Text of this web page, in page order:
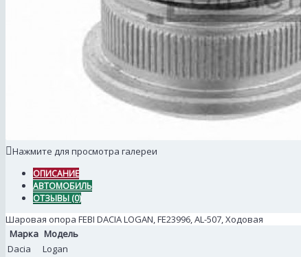
Нажмите для просмотра галереи
ОПИСАНИЕ
АВТОМОБИЛЬ
ОТЗЫВЫ (0)
Шаровая опора FEBI DACIA LOGAN, FE23996, AL-507, Ходовая
Марка Модель
Dacia
Logan